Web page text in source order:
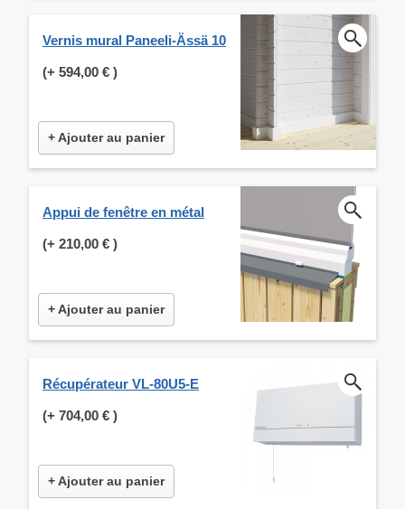
Vernis mural Paneeli-Ässä 10
(+ 594,00 € )
+ Ajouter au panier
Appui de fenêtre en métal
(+ 210,00 € )
+ Ajouter au panier
Récupérateur VL-80U5-E
(+ 704,00 € )
+ Ajouter au panier